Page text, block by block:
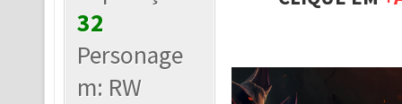
32
Personage
m: RW